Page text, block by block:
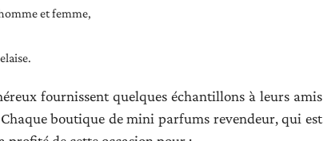
et femme,
fournissent quelques échantillons à leurs amis
boutique de mini parfums revendeur, qui est